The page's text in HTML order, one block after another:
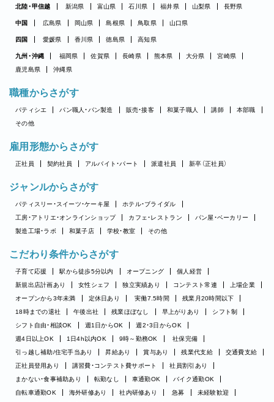
北陸・甲信越 新潟県 富山県 石川県 福井県 山梨県 長野県
中国 広島県 岡山県 島根県 鳥取県 山口県
四国 愛媛県 香川県 徳島県 高知県
九州・沖縄 福岡県 佐賀県 長崎県 熊本県 大分県
宮崎県
鹿児島県
沖縄県
職種からさがす
パティシエ パン職人・パン製造 販売・接客 和菓子職人 講師
本部職
その他
雇用形態からさがす
正社員 契約社員 アルバイト・パート 派遣社員 新卒（正社員）
ジャンルからさがす
パティスリー・スイーツ・ケーキ屋
ホテル・ブライダル
工房・アトリエ・オンラインショップ
カフェ・レストラン
パン屋・ベーカリー
製造工場・ラボ
和菓子店 学校・教室 その他
こだわり条件からさがす
子育て応援 駅から徒歩5分以内 オープニング
個人経営
新規出店計画あり
女性シェフ 独立実績あり コンテスト常連
上場企業
オープンから3年未満
定休日あり 実働7.5時間
残業月20時間以下
18時までの退社
午後出社 残業ほぼなし 早上がりあり
シフト制
シフト自由・相談OK
週1日からOK
週2・3日からOK
週4日以上OK
1日4h以内OK 9時～勤務OK
社保完備
引っ越し補助/住宅手当あり
昇給あり 賞与あり 残業代支給
交通費支給
正社員登用あり
講習費・コンテスト費サポート
社員割引あり
まかない・食事補助あり
転勤なし 車通勤OK
バイク通勤OK
自転車通勤OK
海外研修あり 社内研修あり 急募
未経験歓迎